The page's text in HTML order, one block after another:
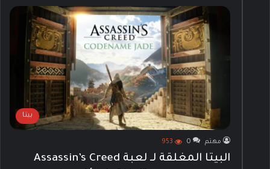
بيتا
مهتم 0
953
البيتا المغلقة لـ لعبة Assassin’s Creed